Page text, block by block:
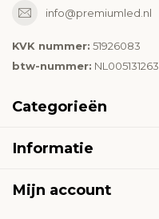
info@premiumled.nl
KVK nummer: 51926083
btw-nummer:
Categorieën
Informatie
Mijn account